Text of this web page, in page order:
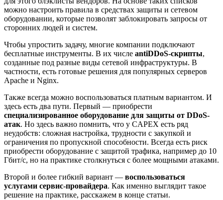
можно настроить правила в средствах защиты и сетевом
оборудовании, которые позволят заблокировать запросы от
сторонних людей и систем.
Чтобы упростить задачу, многие компании подключают
бесплатные инструменты. В их числе antiDDoS-скрипты,
созданные под разные виды сетевой инфраструктуры. В
частности, есть готовые решения для популярных серверов
Apache и Nginx.
Также всегда можно воспользоваться платным вариантом. И
здесь есть два пути. Первый — приобрести
специализированное оборудование для защиты от DDoS-
атак. Но здесь важно помнить, что у CAPEX есть ряд
неудобств: сложная настройка, трудности с закупкой и
ограничения по пропускной способности. Всегда есть риск
приобрести оборудование с защитой трафика, например до 10
Гбит/с, но на практике столкнуться с более мощными атаками.
Второй и более гибкий вариант — воспользоваться
услугами сервис-провайдера. Как именно выглядит такое
решение на практике, расскажем в конце статьи.